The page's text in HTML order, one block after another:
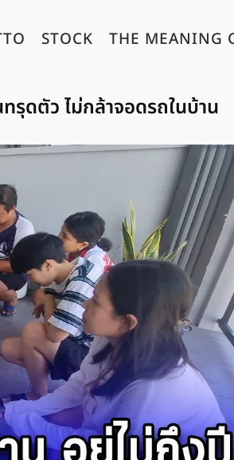
STOCK THE MEANING
รุดตัว ไม่กล้าจอดรถในบ้าน